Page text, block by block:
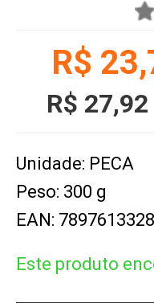
R$
R$ 27,92
Unidade: PECA
Peso: 300 g
EAN:
Este produto